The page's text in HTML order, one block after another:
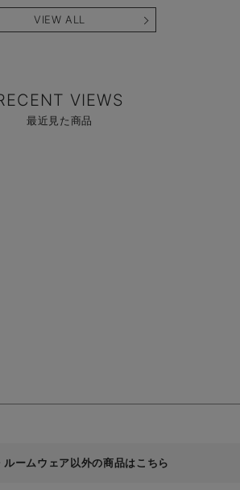
VIEW ALL
VIEWS
最近見た商品
ームウェア以外の商品はこちら